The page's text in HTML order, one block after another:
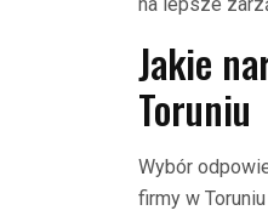
Jakie
Toruniu
Wybór
firmy w